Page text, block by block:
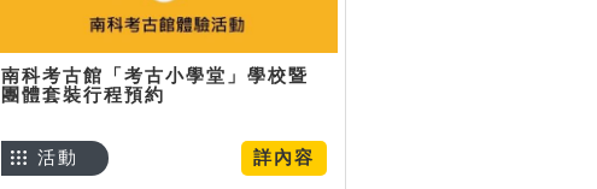
南科考古館「考古小學堂」學校暨
團體套裝行程預約
詳內容
活動